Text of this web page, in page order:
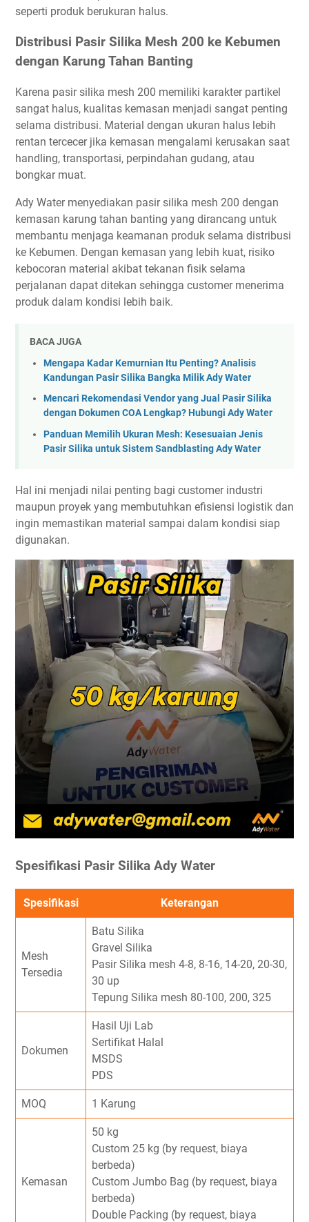
seperti produk berukuran halus.
Distribusi Pasir Silika Mesh 200 ke Kebumen
dengan Karung Tahan Banting
Karena pasir silika mesh 200 memiliki karakter partikel
sangat halus, kualitas kemasan menjadi sangat penting
selama distribusi. Material dengan ukuran halus lebih
rentan tercecer jika kemasan mengalami kerusakan saat
handling, transportasi, perpindahan gudang, atau
bongkar muat.
Ady Water menyediakan pasir silika mesh 200 dengan
kemasan karung tahan banting yang dirancang untuk
membantu menjaga keamanan produk selama distribusi
ke Kebumen. Dengan kemasan yang lebih kuat, risiko
kebocoran material akibat tekanan fisik selama
perjalanan dapat ditekan sehingga customer menerima
produk dalam kondisi lebih baik.
BACA JUGA
Mengapa Kadar Kemurnian Itu Penting? Analisis
Kandungan Pasir Silika Bangka Milik Ady Water
Mencari Rekomendasi Vendor yang Jual Pasir Silika
dengan Dokumen COA Lengkap? Hubungi Ady Water
Panduan Memilih Ukuran Mesh: Kesesuaian Jenis
Pasir Silika untuk Sistem Sandblasting Ady Water
Hal ini menjadi nilai penting bagi customer industri
maupun proyek yang membutuhkan efisiensi logistik dan
ingin memastikan material sampai dalam kondisi siap
digunakan.
Spesifikasi Pasir Silika Ady Water
Spesifikasi Keterangan
Mesh
Tersedia
Batu Silika
Gravel Silika
Pasir Silika mesh 4-8, 8-16, 14-20, 20-30,
30 up
Tepung Silika mesh 80-100, 200, 325
Dokumen
Hasil Uji Lab
Sertifikat Halal
MSDS
PDS
MOQ 1 Karung
Kemasan
50 kg
Custom 25 kg (by request, biaya
berbeda)
Custom Jumbo Bag (by request, biaya
berbeda)
Double Packing (by request, biaya